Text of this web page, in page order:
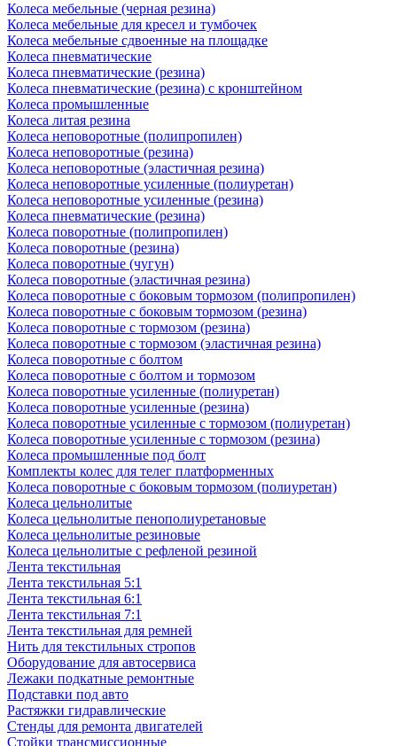
Колеса мебельные (черная резина)
Колеса мебельные для кресел и тумбочек
Колеса мебельные сдвоенные на площадке
Колеса пневматические
Колеса пневматические (резина)
Колеса пневматические (резина) с кронштейном
Колеса промышленные
Колеса литая резина
Колеса неповоротные (полипропилен)
Колеса неповоротные (резина)
Колеса неповоротные (эластичная резина)
Колеса неповоротные усиленные (полиуретан)
Колеса неповоротные усиленные (резина)
Колеса пневматические (резина)
Колеса поворотные (полипропилен)
Колеса поворотные (резина)
Колеса поворотные (чугун)
Колеса поворотные (эластичная резина)
Колеса поворотные c боковым тормозом (полипропилен)
Колеса поворотные c боковым тормозом (резина)
Колеса поворотные c тормозом (резина)
Колеса поворотные c тормозом (эластичная резина)
Колеса поворотные с болтом
Колеса поворотные с болтом и тормозом
Колеса поворотные усиленные (полиуретан)
Колеса поворотные усиленные (резина)
Колеса поворотные усиленные с тормозом (полиуретан)
Колеса поворотные усиленные с тормозом (резина)
Колеса промышленные под болт
Комплекты колес для телег платформенных
Колеса поворотные c боковым тормозом (полиуретан)
Колеса цельнолитые
Колеса цельнолитые пенополиуретановые
Колеса цельнолитые резиновые
Колеса цельнолитые с рефленой резиной
Лента текстильная
Лента текстильная 5:1
Лента текстильная 6:1
Лента текстильная 7:1
Лента текстильная для ремней
Нить для текстильных стропов
Оборудование для автосервиса
Лежаки подкатные ремонтные
Подставки под авто
Растяжки гидравлические
Стенды для ремонта двигателей
Стойки трансмиссионные